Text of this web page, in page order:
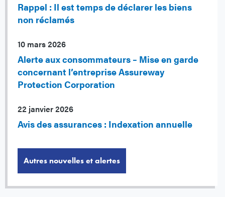
Rappel : Il est temps de déclarer les biens
non réclamés
10 mars 2026
Alerte aux consommateurs – Mise en garde
concernant l’entreprise Assureway
Protection Corporation
22 janvier 2026
Avis des assurances : Indexation annuelle
Autres nouvelles et alertes